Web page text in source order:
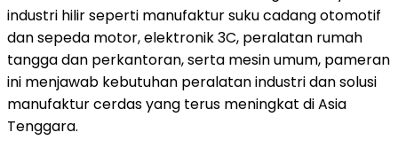
industri hilir seperti manufaktur suku cadang otomotif
dan sepeda motor, elektronik 3C, peralatan rumah
tangga dan perkantoran, serta mesin umum, pameran
ini menjawab kebutuhan peralatan industri dan solusi
manufaktur cerdas yang terus meningkat di Asia
Tenggara.